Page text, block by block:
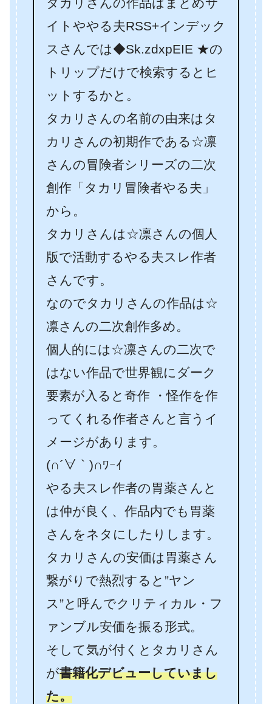
タカリさんの作品はまとめサ
イトややる夫RSS+インデック
スさんでは◆Sk.zdxpEIE ★の
トリップだけで検索するとヒ
ットするかと。
タカリさんの名前の由来はタ
カリさんの初期作である☆凛
さんの冒険者シリーズの二次
創作「タカリ冒険者やる夫」
から。
タカリさんは☆凛さんの個人
版で活動するやる夫スレ作者
さんです。
なのでタカリさんの作品は☆
凛さんの二次創作多め。
個人的には☆凛さんの二次で
はない作品で世界観にダーク
要素が入ると奇作 ・怪作を作
ってくれる作者さんと言うイ
メージがあります。
(∩´∀｀)∩ﾜｰｲ
やる夫スレ作者の胃薬さんと
は仲が良く、作品内でも胃薬
さんをネタにしたりします。
タカリさんの安価は胃薬さん
繋がりで熱烈すると”ヤン
ス”と呼んでクリティカル・フ
ァンブル安価を振る形式。
そして気が付くとタカリさん
が書籍化デビューしていまし
た。